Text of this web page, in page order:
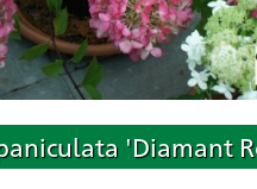
'Diamant